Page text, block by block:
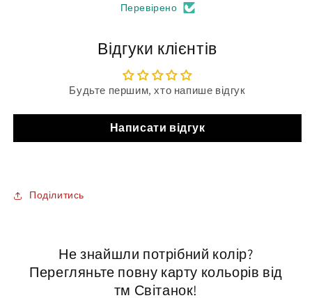
Перевірено
Відгуки клієнтів
Будьте першим, хто напише відгук
Написати відгук
Поділитись
Не знайшли потрібний колір?
Перегляньте повну карту кольорів від
тм Світанок!